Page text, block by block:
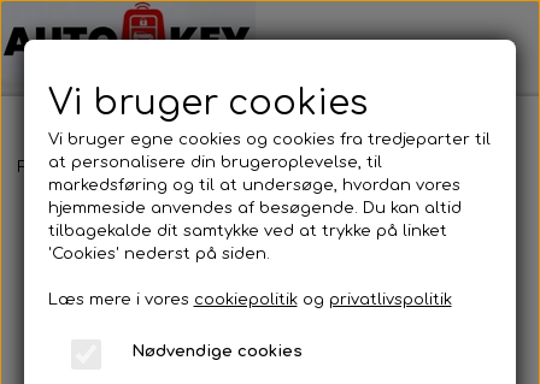
Forside Bilnøgler Mazda Nøglehus Mazda - Nøglehus
Vi bruger cookies
Vi bruger egne cookies og cookies fra tredjeparter til
at personalisere din brugeroplevelse, til
markedsføring og til at undersøge, hvordan vores
hjemmeside anvendes af besøgende. Du kan altid
tilbagekalde dit samtykke ved at trykke på linket
'Cookies' nederst på siden.
Læs mere i vores cookiepolitikog privatlivspolitik
Nødvendige cookies